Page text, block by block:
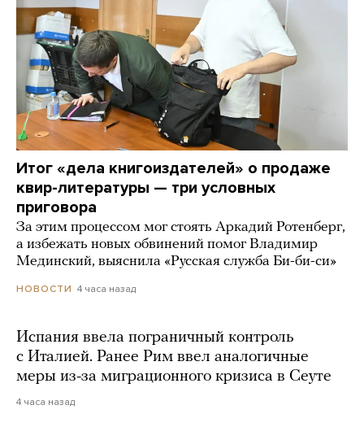
Итог «дела книгоиздателей» о продаже
квир-литературы — три условных
приговора
За этим процессом мог стоять Аркадий Ротенберг,
а избежать новых обвинений помог Владимир
Мединский, выяснила «Русская служба Би-би-си»
НОВОСТИ 4 часа назад
Испания ввела пограничный контроль
с Италией. Ранее Рим ввел аналогичные
меры из-за миграционного кризиса в Сеуте
4 часа назад